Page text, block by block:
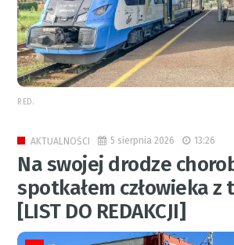
RED.
AKTUALNOŚCI 5 sierpnia 2026 13:26
Na swojej drodze
spotkałem człowieka z
[LIST DO REDAKCJI]